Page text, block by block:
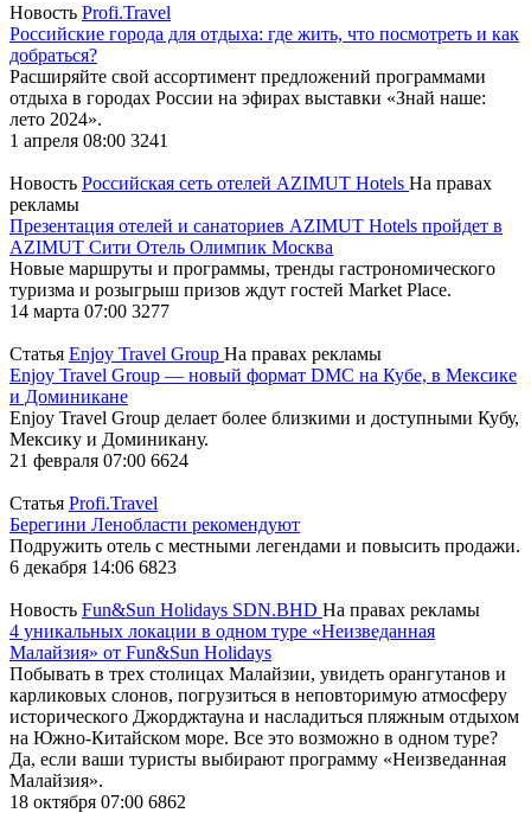
Новость Profi.Travel
Российские города для отдыха: где жить, что посмотреть и как
добраться?
Расширяйте свой ассортимент предложений программами
отдыха в городах России на эфирах выставки «Знай наше:
лето 2024».
1 апреля 08:00 3241
Новость Российская сеть отелей AZIMUT Hotels На правах
рекламы
Презентация отелей и санаториев AZIMUT Hotels пройдет в
AZIMUT Сити Отель Олимпик Москва
Новые маршруты и программы, тренды гастрономического
туризма и розыгрыш призов ждут гостей Market Place.
14 марта 07:00 3277
Статья Enjoy Travel Group На правах рекламы
Enjoy Travel Group — новый формат DMC на Кубе, в Мексике
и Доминикане
Enjoy Travel Group делает более близкими и доступными Кубу,
Мексику и Доминикану.
21 февраля 07:00 6624
Статья Profi.Travel
Берегини Ленобласти рекомендуют
Подружить отель с местными легендами и повысить продажи.
6 декабря 14:06 6823
Новость Fun&Sun Holidays SDN.BHD На правах рекламы
4 уникальных локации в одном туре «Неизведанная
Малайзия» от Fun&Sun Holidays
Побывать в трех столицах Малайзии, увидеть орангутанов и
карликовых слонов, погрузиться в неповторимую атмосферу
исторического Джорджтауна и насладиться пляжным отдыхом
на Южно-Китайском море. Все это возможно в одном туре?
Да, если ваши туристы выбирают программу «Неизведанная
Малайзия».
18 октября 07:00 6862